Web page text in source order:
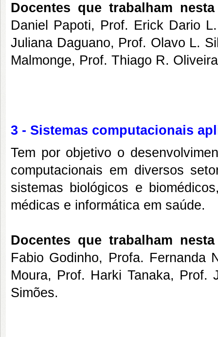
Docentes que trabalham
Daniel Papoti, Prof. Erick Dario
Juliana Daguano, Prof. Olavo L.
Malmonge, Prof. Thiago R.
3 - Sistemas computacionais
Tem por objetivo o
computacionais em diversos
sistemas biológicos e
médicas e informática em saúde.
Docentes que trabalham
Fabio Godinho, Profa. Fernanda
Moura, Prof. Harki Tanaka, Prof.
Simões.